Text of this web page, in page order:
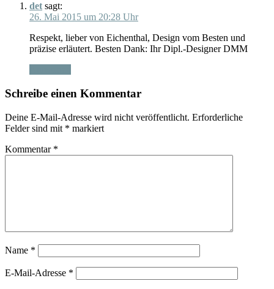
det sagt:
26. Mai 2015 um 20:28 Uhr
Respekt, lieber von Eichenthal, Design vom Besten und
präzise erläutert. Besten Dank: Ihr Dipl.-Designer DMM
Schreibe einen Kommentar
Deine E-Mail-Adresse wird nicht veröffentlicht. Erforderliche
Felder sind mit * markiert
Kommentar *
Name *
E-Mail-Adresse *